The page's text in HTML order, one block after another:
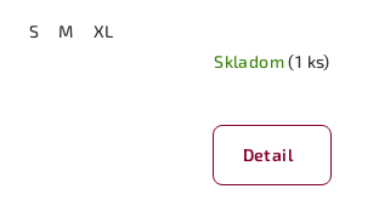
S M
XL
Skladom(1 ks)
Detail